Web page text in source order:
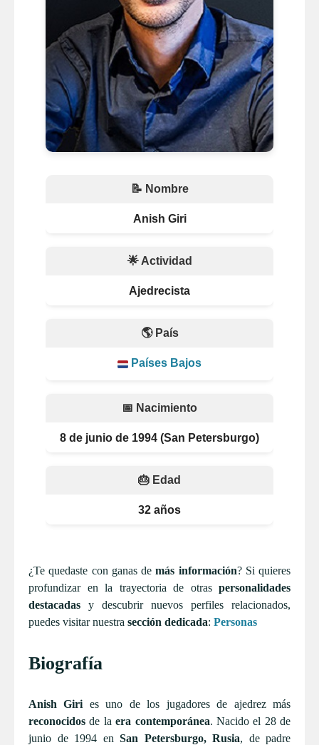
📝 Nombre
Anish Giri
🌟 Actividad
Ajedrecista
🌎 País
Países Bajos
📅 Nacimiento
8 de junio de 1994 (San Petersburgo)
🎂 Edad
32 años
¿Te quedaste con ganas demás información? Si quieres
profundizar en la trayectoria de otras personalidades
destacadas y descubrir nuevos perfiles relacionados,
puedes visitar nuestra sección dedicada: Personas
Biografía
Anish Giri es uno de los jugadores de ajedrez más
reconocidos de laera contemporánea. Nacido el 28 de
junio de 1994 en San Petersburgo, Rusia, de padre